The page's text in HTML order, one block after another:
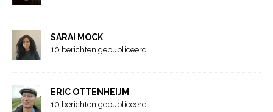
SARAI MOCK
10 berichten gepubliceerd
ERIC OTTENHEIJM
10 berichten gepubliceerd